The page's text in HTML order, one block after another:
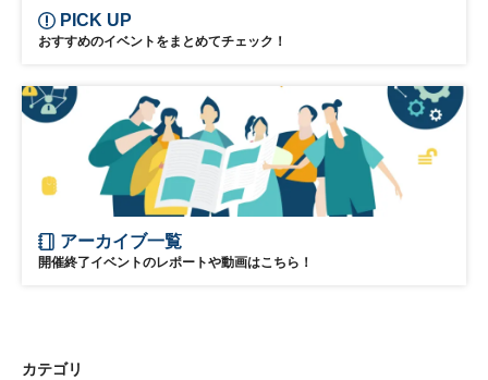
PICK UP
おすすめのイベントをまとめてチェック！
アーカイブ一覧
開催終了イベントのレポートや動画はこちら！
カテゴリ